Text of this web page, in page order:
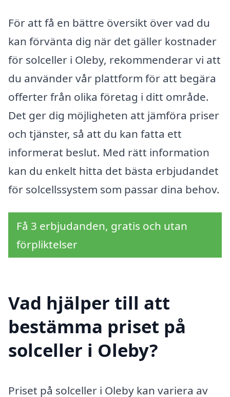
För att få en bättre översikt över vad du
kan förvänta dig när det gäller kostnader
för solceller i Oleby, rekommenderar vi att
du använder vår plattform för att begära
offerter från olika företag i ditt område.
Det ger dig möjligheten att jämföra priser
och tjänster, så att du kan fatta ett
informerat beslut. Med rätt information
kan du enkelt hitta det bästa erbjudandet
för solcellssystem som passar dina behov.
Få 3 erbjudanden, gratis och utan
förpliktelser
Vad hjälper till att
bestämma priset på
solceller i Oleby?
Priset på solceller i Oleby kan variera av